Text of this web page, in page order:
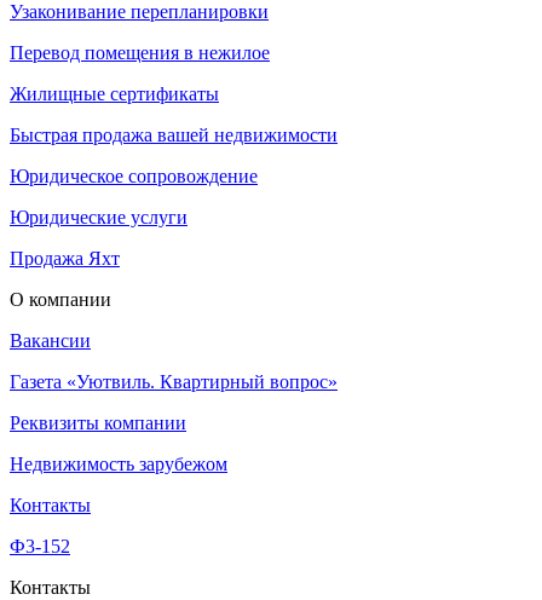
Узаконивание перепланировки
Перевод помещения в нежилое
Жилищные сертификаты
Быстрая продажа вашей недвижимости
Юридическое сопровождение
Юридические услуги
Продажа Яхт
О компании
Вакансии
Газета «Уютвиль. Квартирный вопрос»
Реквизиты компании
Недвижимость зарубежом
Контакты
Ф3-152
Контакты